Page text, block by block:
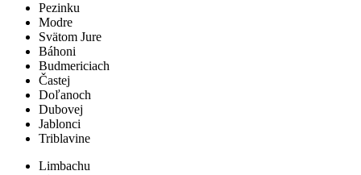
Pezinku
Modre
Svätom Jure
Báhoni
Budmericiach
Častej
Doľanoch
Dubovej
Jablonci
Triblavine
Limbachu